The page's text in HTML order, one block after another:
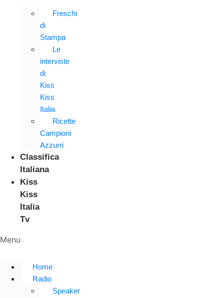
Freschi
di
Stampa
Le
interviste
di
Kiss
Kiss
Italia
Ricette
Campioni
Azzurri
Classifica
Italiana
Kiss
Kiss
Italia
Tv
Menu
Home
Radio
Speaker